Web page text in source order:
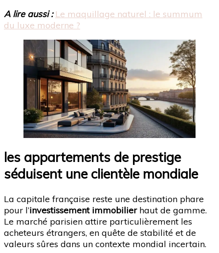
A lire aussi : Le maquillage naturel : le summum
du luxe moderne ?
les appartements de prestige
séduisent une clientèle mondiale
La capitale française reste une destination phare
pour l’investissement immobilierhaut de gamme.
Le marché parisien attire particulièrement les
acheteurs étrangers, en quête de stabilité et de
valeurs sûres dans un contexte mondial incertain.